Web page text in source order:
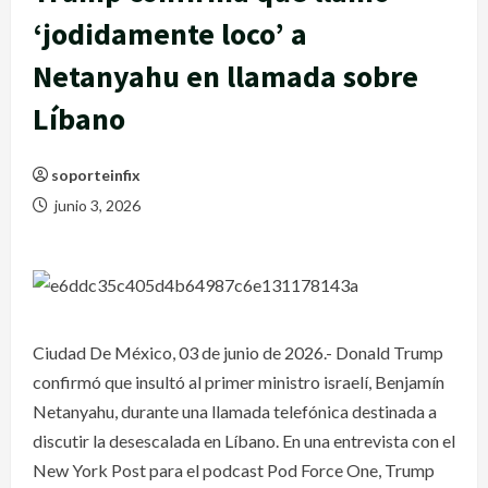
‘jodidamente loco’ a
Netanyahu en llamada sobre
Líbano
soporteinfix
junio 3, 2026
Ciudad De México, 03 de junio de 2026.- Donald Trump
confirmó que insultó al primer ministro israelí, Benjamín
Netanyahu, durante una llamada telefónica destinada a
discutir la desescalada en Líbano. En una entrevista con el
New York Post para el podcast Pod Force One, Trump